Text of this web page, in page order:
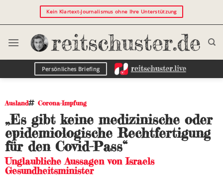
Kein Klartext-Journalismus ohne Ihre Unterstützung
Persönliches Briefing
Ausland Corona-Impfung
„Es gibt keine medizinische oder
epidemiologische Rechtfertigung
für den Covid-Pass“
Unglaubliche Aussagen von Israels
Gesundheitsminister